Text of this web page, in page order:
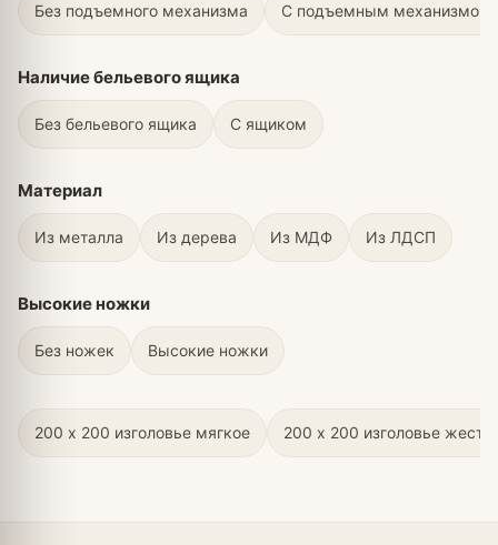
Без подъемного механизма С подъемным механизмом
Наличие бельевого ящика
Без бельевого ящика С ящиком
Материал
Из металла Из дерева Из МДФ Из ЛДСП
Высокие ножки
Без ножек Высокие ножки
200 х 200 изголовье мягкое 200 х 200 изголовье